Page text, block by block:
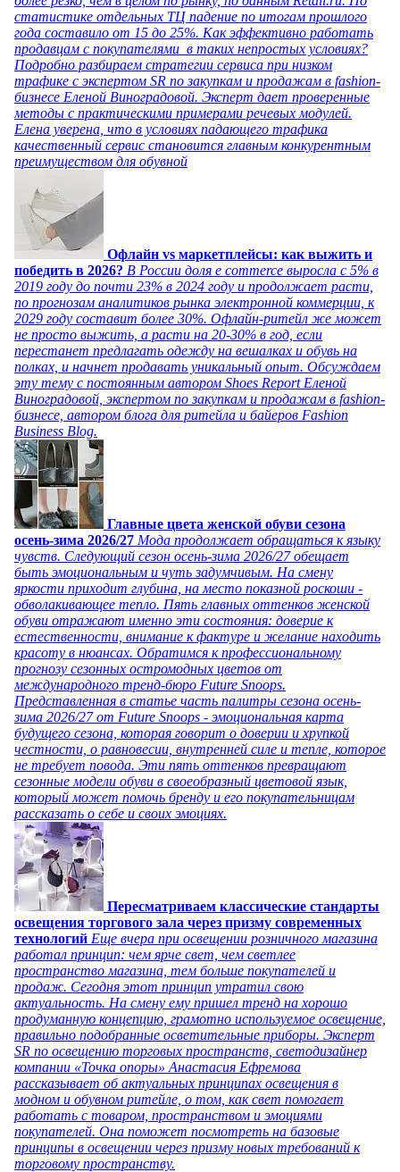
статистике отдельных ТЦ падение по итогам прошлого
года составило от 15 до 25%. Как эффективно работать
продавцам с покупателями в таких непростых условиях?
Подробно разбираем стратегии сервиса при низком
трафике с экспертом SR по закупкам и продажам в fashion-
бизнесе Еленой Виноградовой. Эксперт дает проверенные
методы с практическими примерами речевых модулей.
Елена уверена, что в условиях падающего трафика
качественный сервис становится главным конкурентным
преимуществом для обувной
Офлайн vs маркетплейсы: как выжить и
победить в 2026? В России доля e commerce выросла с 5% в
2019 году до почти 23% в 2024 году и продолжает расти,
по прогнозам аналитиков рынка электронной коммерции, к
2029 году составит более 30%. Офлайн-ритейл же может
не просто выжить, а расти на 20-30% в год, если
перестанет предлагать одежду на вешалках и обувь на
полках, и начнет продавать уникальный опыт. Обсуждаем
эту тему с постоянным автором Shoes Report Еленой
Виноградовой, экспертом по закупкам и продажам в fashion-
бизнесе, автором блога для ритейла и байеров Fashion
Business Blog.
Главные цвета женской обуви сезона
осень-зима 2026/27 Мода продолжает обращаться к языку
чувств. Следующий сезон осень-зима 2026/27 обещает
быть эмоциональным и чуть задумчивым. На смену
яркости приходит глубина, на место показной роскоши -
обволакивающее тепло. Пять главных оттенков женской
обуви отражают именно эти состояния: доверие к
естественности, внимание к фактуре и желание находить
красоту в нюансах. Обратимся к профессиональному
прогнозу сезонных остромодных цветов от
международного тренд-бюро Future Snoops.
Представленная в статье часть палитры сезона осень-
зима 2026/27 от Future Snoops - эмоциональная карта
будущего сезона, которая говорит о доверии и хрупкой
честности, о равновесии, внутренней силе и тепле, которое
не требует повода. Эти пять оттенков превращают
сезонные модели обуви в своеобразный цветовой язык,
который может помочь бренду и его покупательницам
рассказать о себе и своих эмоциях.
Пересматриваем классические стандарты
освещения торгового зала через призму современных
технологий Еще вчера при освещении розничного магазина
работал принцип: чем ярче свет, чем светлее
пространство магазина, тем больше покупателей и
продаж. Сегодня этот принцип утратил свою
актуальность. На смену ему пришел тренд на хорошо
продуманную концепцию, грамотно используемое освещение,
правильно подобранные осветительные приборы. Эксперт
SR по освещению торговых пространств, светодизайнер
компании «Точка опоры» Анастасия Ефремова
рассказывает об актуальных принципах освещения в
модном и обувном ритейле, о том, как свет помогает
работать с товаром, пространством и эмоциями
покупателей. Она поможет посмотреть на базовые
принципы в освещении через призму новых требований к
торговому пространству.